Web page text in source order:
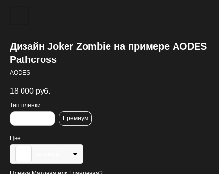
Дизайн Joker Zombie на примере AODES
Pathcross
AODES
18 000 руб.
Тип пленки
Премиум
Цвет